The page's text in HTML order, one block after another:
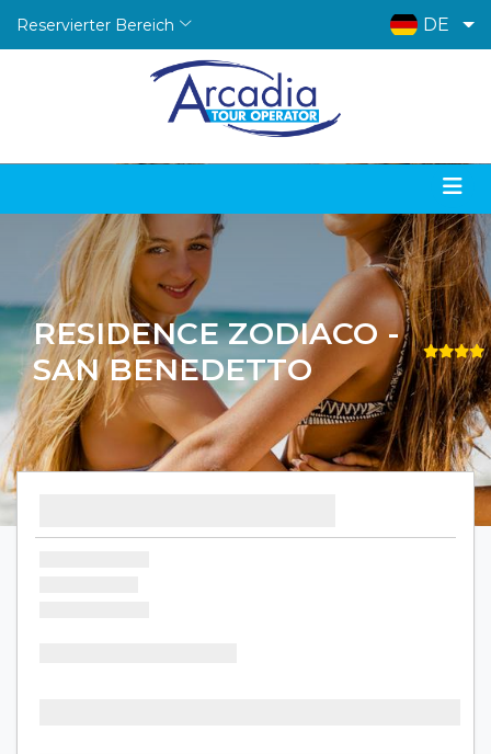
Reservierter Bereich DE
RESIDENCE ZODIACO -
SAN BENEDETTO